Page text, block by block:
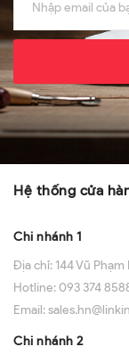
Hệ thống cửa
Chi nhánh 1
Địa chỉ: 144 Vũ
Hotline:093 374
Email:
Chi nhánh 2